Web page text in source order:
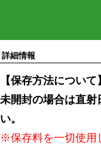
詳細情報
【保存方法について】
未開封の場合は直射
い。
※保存料を一切使用